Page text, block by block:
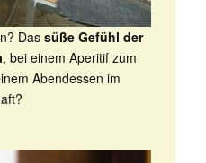
Das süße Gefühl der
, bei einem Aperitif zum
Abendessen im